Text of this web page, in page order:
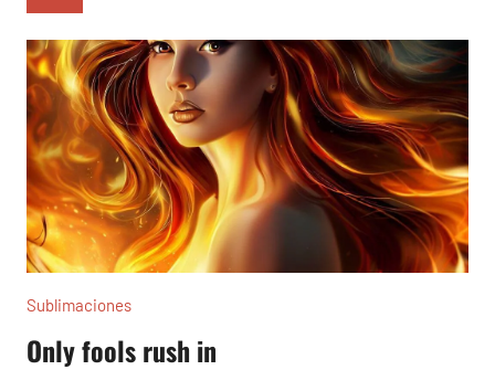
Sublimaciones
Only fools rush in